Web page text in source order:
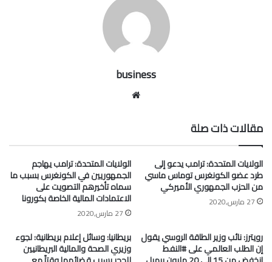
business
مقالات ذات صلة
الولايات المتحدة: ترامب يدعو إلى
طرد عضو الكونغرس توماس ماسي
من الحزب الجمهوري الأميركي
27 مارس,2020
الولايات المتحدة: ترامب يهاجم
الجمهوريين في الكونغرس بسبب ما
سماه تأخيرهم التصويت على
الاعتمادات المالية الخاصة بكورونا
27 مارس,2020
رويترز: نائب وزير الطاقة الروسي يقول
إن الطلب العالمي على #النفط
بريطانيا: وسائل إعلام بريطانية: لجوء
وزيري الصحة والمالية البريطانيين